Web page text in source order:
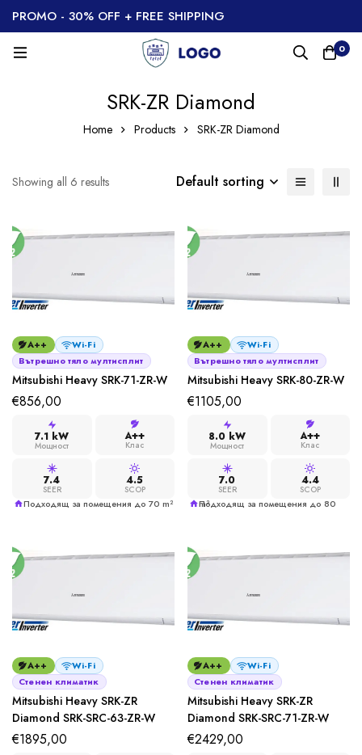
PROMO - 30% OFF + FREE SHIPPING
0
SRK-ZR Diamond
Home Products SRK-ZR Diamond
Showing all 6 results Default sorting
A++
Wi-Fi
Вътрешно тяло мултисплит
Mitsubishi Heavy SRK-71-ZR-W
€856,00
7.1 kW
Мощност
A++
Клас
7.4
SEER
4.5
SCOP
Подходящ за помещения до 70 m²
A++
Wi-Fi
Вътрешно тяло мултисплит
Mitsubishi Heavy SRK-80-ZR-W
€1105,00
8.0 kW
Мощност
A++
Клас
7.0
SEER
4.4
SCOP
Подходящ за помещения до 80 m²
A++
Wi-Fi
Стенен климатик
Mitsubishi Heavy SRK-ZR
Diamond SRK-SRC-63-ZR-W
€1895,00
A++
Wi-Fi
Стенен климатик
Mitsubishi Heavy SRK-ZR
Diamond SRK-SRC-71-ZR-W
€2429,00